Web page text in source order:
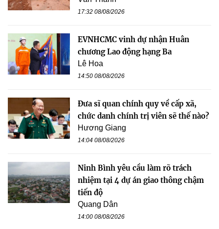
17:32 08/08/2026
EVNHCMC vinh dự nhận Huân
chương Lao động hạng Ba
Lê Hoa
14:50 08/08/2026
Đưa sĩ quan chính quy về cấp xã,
chức danh chính trị viên sẽ thế nào?
Hương Giang
14:04 08/08/2026
Ninh Bình yêu cầu làm rõ trách
nhiệm tại 4 dự án giao thông chậm
tiến độ
Quang Dân
14:00 08/08/2026